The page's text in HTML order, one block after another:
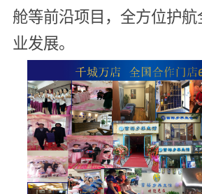
舱等前沿项目，全方位护航
业发展。